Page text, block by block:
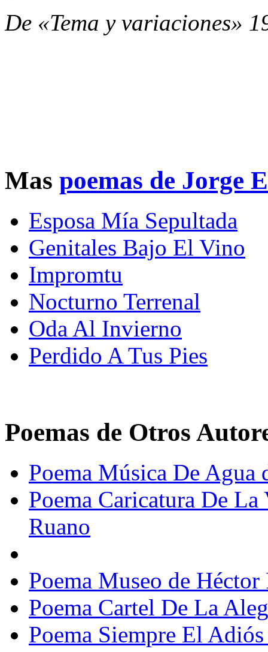
De «Tema y variaciones»
Mas poemas de Jorge
Esposa Mía Sepultada
Genitales Bajo El Vino
Impromtu
Nocturno Terrenal
Oda Al Invierno
Perdido A Tus Pies
Poemas de Otros
Poema Música De Agua
Poema Caricatura De
Ruano
Poema Museo de Héctor
Poema Cartel De La
Poema Siempre El